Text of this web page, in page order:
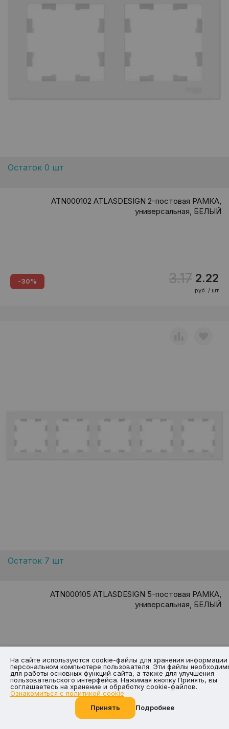
Остаток 0 шт
ATN000102 ATLASDESIGN 2-постовая РАМКА,
универсальная, БЕЛЫЙ
-30% 3.17 2.22
руб. / шт
Остаток 7 шт
ATN000105 ATLASDESIGN 5-постовая РАМКА,
универсальная, БЕЛЫЙ
-30% 7.775.44
руб. / шт
Позвоните нам
На сайте используются cookie-файлы для хранения информации
персональном компьютере пользователя. Эти файлы
для работы основных функций сайта, а также для улучшения
пользовательского интерфейса. Нажимая кнопку Принять, вы
соглашаетесь на хранение и обработку cookie-файлов.
Ознакомиться с политикой cookie
Принять
Подробнее